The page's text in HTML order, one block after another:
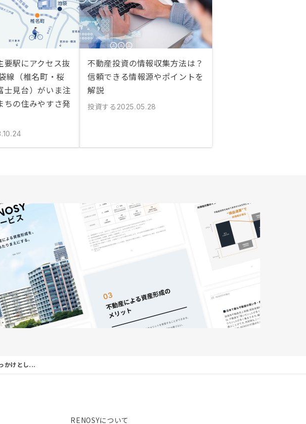
要駅にアクセス抜
線（椎名町・桜
士見台）がいま注
ちの住みやすさ発
不動産投資の情報収集方法は？
信頼できる情報源やポイントを
解説
投資する 2025.05.28
かけとし...
RENOSYについて